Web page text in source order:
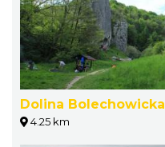
Dolina Bolechowicka
4.25 km